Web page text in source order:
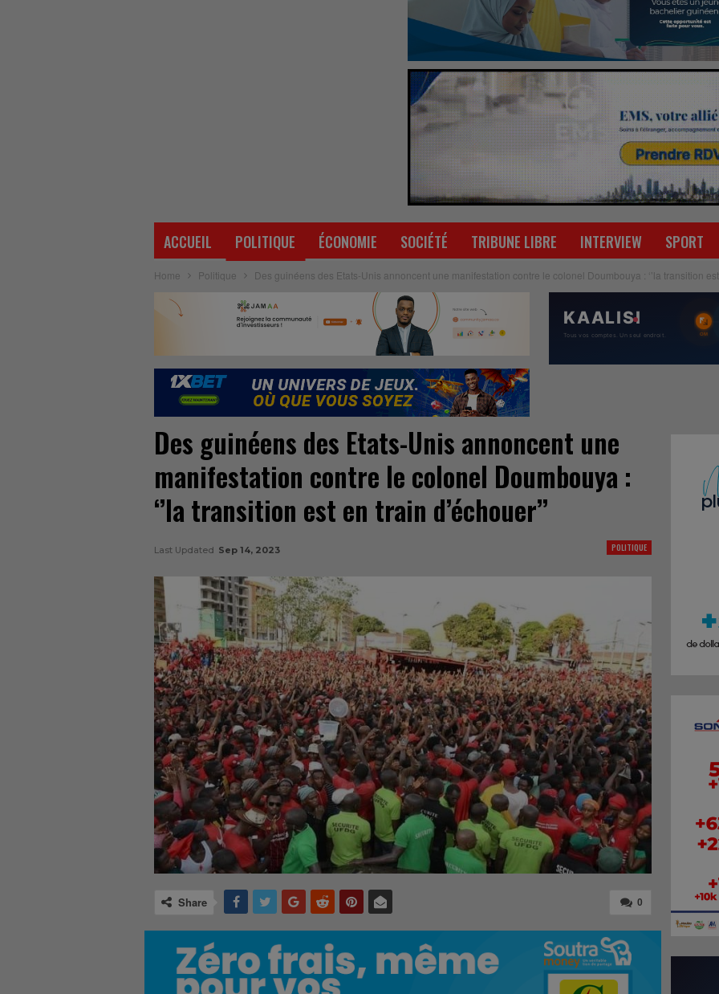
ACCUEIL POLITIQUE ÉCONOMIE SOCIÉTÉ TRIBUNE LIBRE INTERVIEW SPORT
Home Politique Des guinéens des Etats-Unis annoncent une manifestation contre le colonel Doumbouya : ‘’la transition est
Des guinéens des Etats-Unis annoncent une
manifestation contre le colonel Doumbouya :
‘’la transition est en train d’échouer’’
POLITIQUE
Last Updated Sep 14, 2023
0
Share